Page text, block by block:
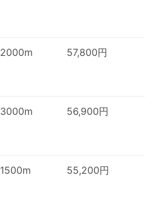
2000m 57,800円
3000m 56,900円
1500m 55,200円